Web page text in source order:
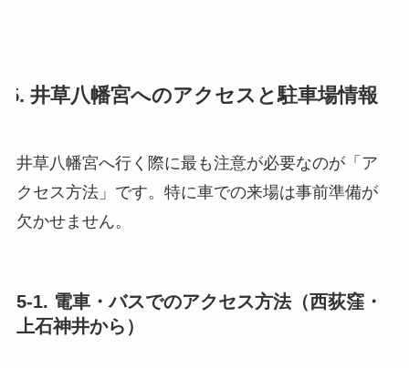
5. 井草八幡宮へのアクセスと駐車場情報
井草八幡宮へ行く際に最も注意が必要なのが「ア
クセス方法」です。特に車での来場は事前準備が
欠かせません。
5-1. 電車・バスでのアクセス方法（西荻窪・
上石神井から）